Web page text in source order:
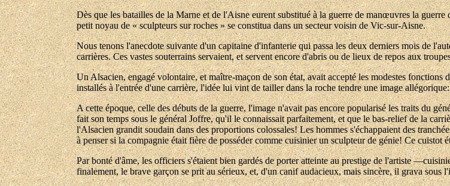
Dès que les batailles de la Marne et de l'Aisne eurent substitué à la guerre de manœuvres la
petit noyau de « sculpteurs sur roches » se constitua dans un secteur voisin de Vic-sur-Aisne.
Nous tenons l'anecdote suivante d'un capitaine d'infanterie qui passa les deux derniers mois de
carrières. Ces vastes souterrains servaient, et servent encore d'abris ou de lieux de repos aux
Un Alsacien, engagé volontaire, et maître-maçon de son état, avait accepté les modestes fonctions
installés à l'entrée d'une carrière, l'idée lui vint de tailler dans la roche tendre une image
A cette époque, celle des débuts de la guerre, l'image n'avait pas encore popularisé les traits du
fait son temps sous le général Joffre, qu'il le connaissait parfaitement, et que le bas-relief de la
l'Alsacien grandit soudain dans des proportions colossales! Les hommes s'échappaient des
à penser si la compagnie était fière de posséder comme cuisinier un sculpteur de génie! Ce
Par bonté d'âme, les officiers s'étaient bien gardés de porter atteinte au prestige de l'artiste
finalement, le brave garçon se prit au sérieux, et, d'un canif audacieux, mais sincère, il grava